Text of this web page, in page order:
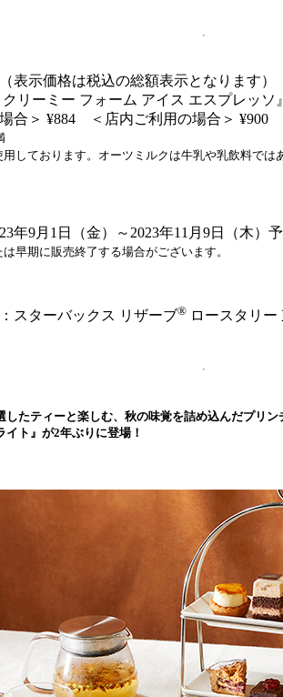
表示価格は税込の総額表示となります）
クリーミー フォーム アイス エスプレッソ』
合＞ ¥884 ＜店内ご利用の場合＞ ¥900
しております。オーツミルクは牛乳や乳飲料では
年9月1日（金）～2023年11月9日（木）
早期に販売終了する場合がございます。
スターバックス リザーブ®ロースタリー
したティーと楽しむ、秋の味覚を詰め込んだプリン
イト』が2年ぶりに登場！